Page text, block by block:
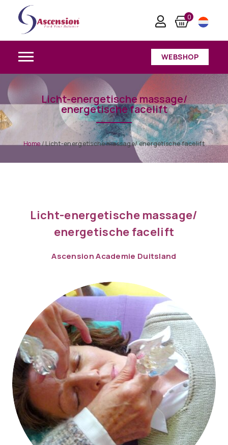
0
WEBSHOP
Licht-energetische massage/
energetische facelift
Home/Licht-energetische massage/ energetische facelift
Licht-energetische massage/
energetische facelift
Ascension Academie Duitsland